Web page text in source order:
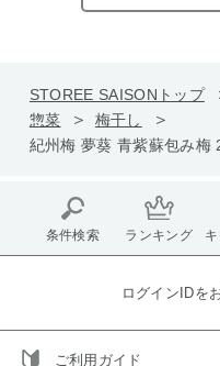
STOREE SAISONトップ
惣菜
梅干し
紀州梅 夢葵 青紫蘇包み梅
条件検索 ランキング
ログインIDを
ご利用ガイド